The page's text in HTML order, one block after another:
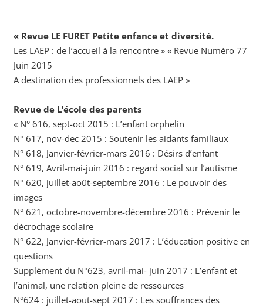
« Revue LE FURET Petite enfance et diversité.
Les LAEP : de l’accueil à la rencontre » « Revue Numéro 77
Juin 2015
A destination des professionnels des LAEP »
Revue de L’école des parents
« N° 616, sept-oct 2015 : L’enfant orphelin
N° 617, nov-dec 2015 : Soutenir les aidants familiaux
N° 618, Janvier-février-mars 2016 : Désirs d’enfant
N° 619, Avril-mai-juin 2016 : regard social sur l’autisme
N° 620, juillet-août-septembre 2016 : Le pouvoir des
images
N° 621, octobre-novembre-décembre 2016 : Prévenir le
décrochage scolaire
N° 622, Janvier-février-mars 2017 : L’éducation positive en
questions
Supplément du N°623, avril-mai- juin 2017 : L’enfant et
l’animal, une relation pleine de ressources
N°624 : juillet-aout-sept 2017 : Les souffrances des